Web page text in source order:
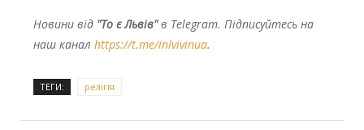
Новини від "То є Львів"в Telegram. Підписуйтесь на
наш канал https://t.me/inlvivinua.
ТЕГИ: релігія